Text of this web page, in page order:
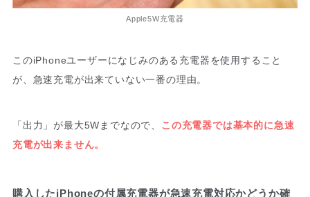
Apple5W充電器
このiPhoneユーザーになじみのある充電器を使用すること
が、急速充電が出来ていない一番の理由。
「出力」が最大5Wまでなので、 この充電器では基本的に急速
充電が出来ません。
購入したiPhoneの付属充電器が急速充電対応かどうか確